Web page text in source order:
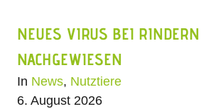
NEUES VIRUS BEI RINDERN
NACHGEWIESEN
In News, Nutztiere
6. August 2026